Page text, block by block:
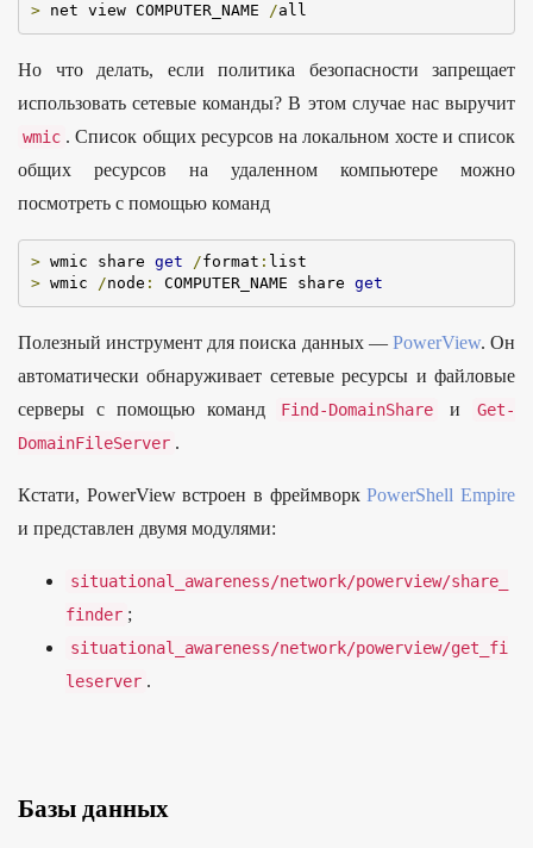
> net view COMPUTER_NAME /all
Но что делать, если политика безопасности запрещает
использовать сетевые команды? В этом случае нас выручит
wmic . Список общих ресурсов на локальном хосте и список
общих ресурсов на удаленном компьютере можно
посмотреть с помощью команд
> wmic share get /format :
> wmic /node : COMPUTER_NAME share get
Полезный инструмент для поиска данных — PowerView. Он
автоматически обнаруживает сетевые ресурсы и файловые
серверы с помощью команд
Find-DomainShare и Get-
DomainFileServer .
Кстати, PowerView встроен в фреймворкPowerShell Empire
и представлен двумя модулями:
situational_awareness/network/powerview/share_
finder ;
situational_awareness/network/powerview/get_fi
leserver .
Базы данных